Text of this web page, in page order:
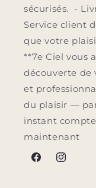
sécurisés. -
Service client
que votre
**7e Ciel vous
découverte de
et
du plaisir —
instant
maintenant
FacebookInstagram